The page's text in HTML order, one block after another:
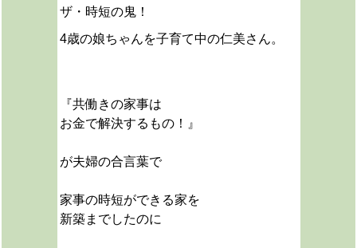
ザ・時短の鬼！
4歳の娘ちゃんを子育て中の仁美さん。
『共働きの家事は
お金で解決するもの！』
が夫婦の合言葉で
家事の時短ができる家を
新築までしたのに